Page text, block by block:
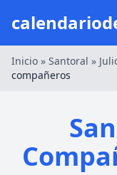
Inicio » Santoral »
compañeros